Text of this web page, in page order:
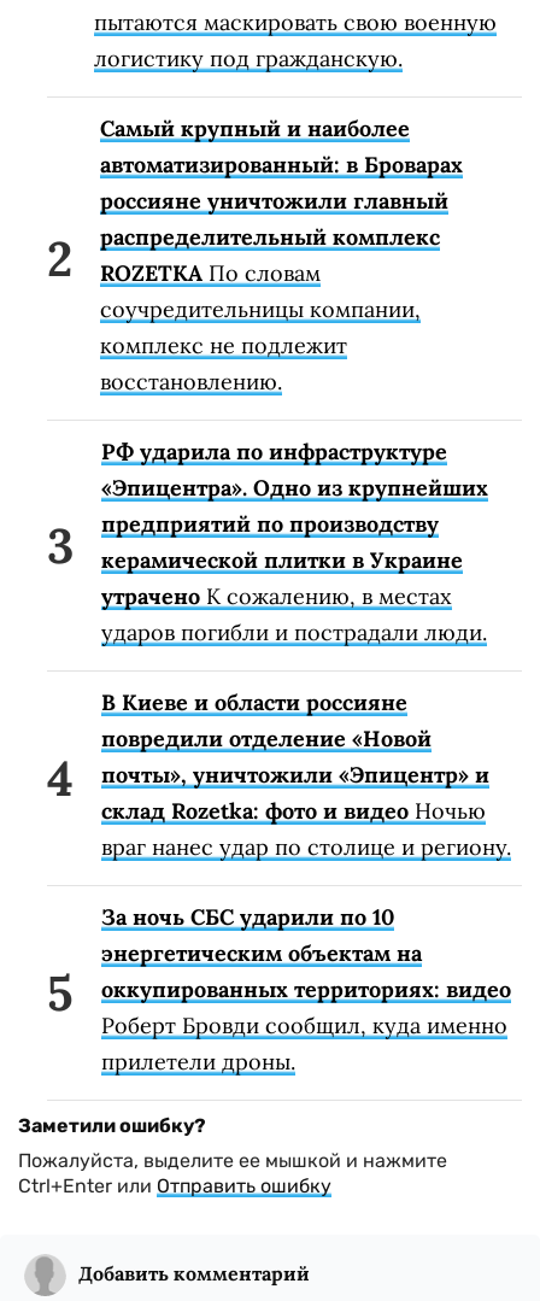
пытаются маскировать свою военную
логистику под гражданскую.
Самый крупный и наиболее
автоматизированный: в Броварах
россияне уничтожили главный
распределительный комплекс
ROZETKA По словам
соучредительницы компании,
комплекс не подлежит
восстановлению.
РФ ударила по инфраструктуре
«Эпицентра». Одно из крупнейших
предприятий по производству
керамической плитки в Украине
утрачено К сожалению, в местах
ударов погибли и пострадали люди.
В Киеве и области россияне
повредили отделение «Новой
почты», уничтожили «Эпицентр» и
склад Rozetka: фото и видео Ночью
враг нанес удар по столице и региону.
За ночь СБС ударили по 10
энергетическим объектам на
оккупированных территориях: видео
Роберт Бровди сообщил, куда именно
прилетели дроны.
Заметили ошибку?
Пожалуйста, выделите ее мышкой и нажмите
Ctrl+Enter или Отправить ошибку
Добавить комментарий